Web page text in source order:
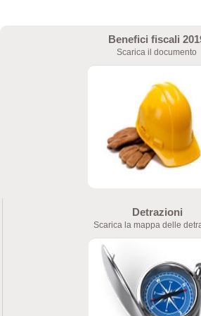
Benefici fiscali
Scarica il documento
Detrazioni
Scarica la mappa delle